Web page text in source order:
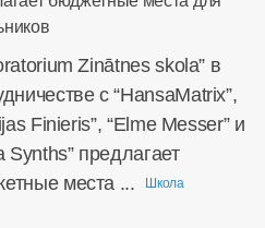
Zinātnes skola” в
с “HansaMatrix”,
Finieris”, “Elme Messer” и
Synths” предлагает
места ...
Школа